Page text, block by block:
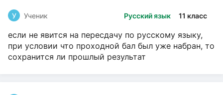
Русский язык 11 класс
У Ученик
если не явится на пересдачу по русскому языку,
при условии что проходной бал был уже набран, то
сохранится ли прошлый результат